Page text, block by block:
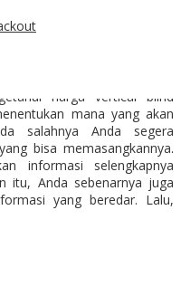
yang perlu Anda ketahui
membeli vertical blind.
alat yang satu ini.
blind tentu harganya
dan macamnya. Oleh
harga vertical blind
mana yang akan
salahnya Anda segera
bisa memasangkannya.
informasi selengkapnya
itu, Anda sebenarnya juga
yang beredar. Lalu,